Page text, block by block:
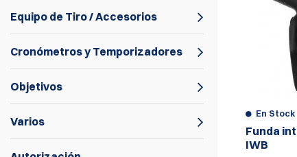
Equipo de Tiro / Accesorios
Cronómetros y Temporizadores
Objetivos
Varios
En Stock
Funda
IWB